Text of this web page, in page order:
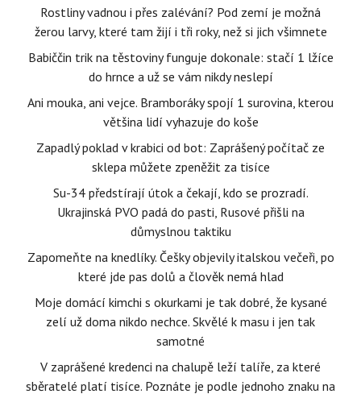
Rostliny vadnou i přes zalévání? Pod zemí je možná
žerou larvy, které tam žijí i tři roky, než si jich všimnete
Babiččin trik na těstoviny funguje dokonale: stačí 1 lžíce
do hrnce a už se vám nikdy neslepí
Ani mouka, ani vejce. Bramboráky spojí 1 surovina, kterou
většina lidí vyhazuje do koše
Zapadlý poklad v krabici od bot: Zaprášený počítač ze
sklepa můžete zpeněžit za tisíce
Su-34 předstírají útok a čekají, kdo se prozradí.
Ukrajinská PVO padá do pasti, Rusové přišli na
důmyslnou taktiku
Zapomeňte na knedlíky. Češky objevily italskou večeři, po
které jde pas dolů a člověk nemá hlad
Moje domácí kimchi s okurkami je tak dobré, že kysané
zelí už doma nikdo nechce. Skvělé k masu i jen tak
samotné
V zaprášené kredenci na chalupě leží talíře, za které
sběratelé platí tisíce. Poznáte je podle jednoho znaku na